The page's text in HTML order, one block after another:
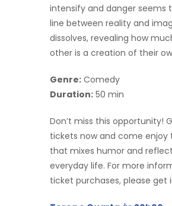
intensify and danger seems
line between reality and
dissolves, revealing how
other is a creation of their
Genre: Comedy
Duration: 50 min
Don’t miss this opportunity!
tickets now and come enjoy
that mixes humor and
everyday life. For more
ticket purchases, please get